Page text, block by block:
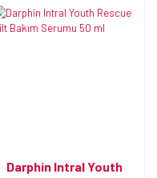
Darphin Intral Youth